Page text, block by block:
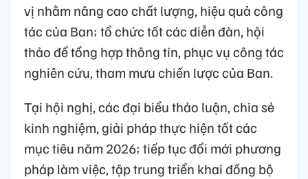
vị nhằm nâng cao chất lượng, hiệu quả công
tác của Ban; tổ chức tốt các diễn đàn, hội
thảo để tổng hợp thông tin, phục vụ công tác
nghiên cứu, tham mưu chiến lược của Ban.
Tại hội nghị, các đại biểu thảo luận, chia sẻ
kinh nghiệm, giải pháp thực hiện tốt các
mục tiêu năm 2026; tiếp tục đổi mới phương
pháp làm việc, tập trung triển khai đồng bộ